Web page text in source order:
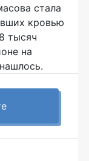
стала
кровью
тысяч
на